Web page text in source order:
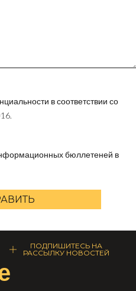
в соответствии со
бюллетеней в
ПОДПИШИТЕСЬ НА
РАССЫЛКУ НОВОСТЕЙ